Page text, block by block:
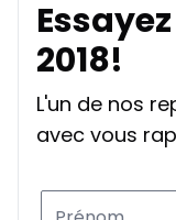
2018!
L'un de nos
avec vous